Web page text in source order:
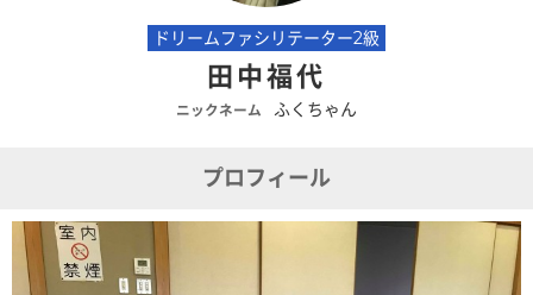
ドリームファシリテーター2級
田中福代
ニックネーム ふくちゃん
プロフィール